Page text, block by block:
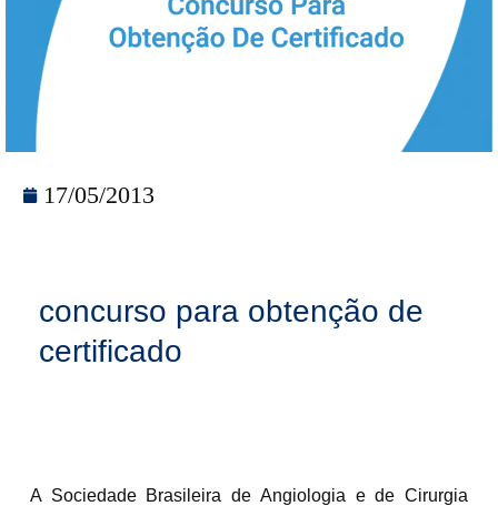
17/05/2013
concurso para obtenção de
certificado
A Sociedade Brasileira de Angiologia e de Cirurgia